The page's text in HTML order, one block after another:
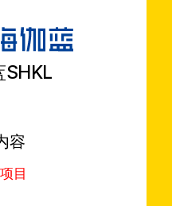
SHKL
容
目